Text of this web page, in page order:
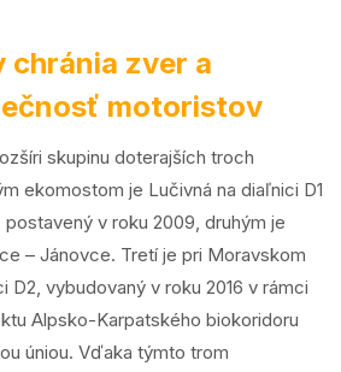
chránia zver a
motoristov
skupinu doterajších troch
ekomostom je Lučivná na diaľnici D1
v roku 2009, druhým je
– Jánovce. Tretí je pri Moravskom
D2, vybudovaný v roku 2016 v rámci
Alpsko-Karpatského biokoridoru
úniou. Vďaka týmto trom